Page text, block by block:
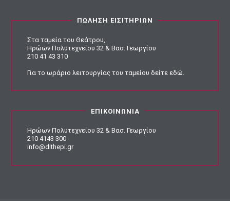
ΠΩΛΗΣΗ ΕΙΣΙΤΗΡΙΩΝ
Στα ταμεία του Θεάτρου,
Ηρώων Πολυτεχνείου 32 & Βασ. Γεωργίου
210 41 43 310
Για το ωράριο λειτουργίας του ταμείουδείτε εδώ
ΕΠΙΚΟΙΝΩΝΙΑ
Ηρώων Πολυτεχνείου 32 & Βασ. Γεωργίου
210 4143 300
info@dithepi.gr